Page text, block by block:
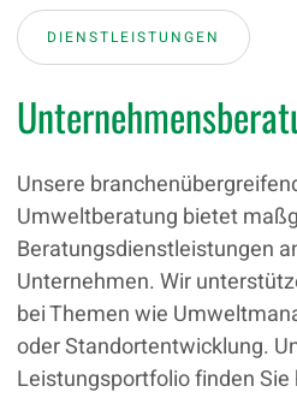
DIENSTLEISTUNGEN
Unsere
Umweltberatung bietet
Beratungsdienstleistungen
Unternehmen. Wir
bei Themen wie
oder Standortentwicklung.
Leistungsportfolio finden Sie